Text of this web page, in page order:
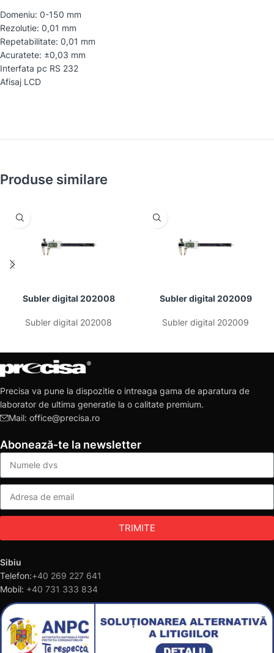
Domeniu: 0-150 mm
Rezolutie: 0,01 mm
Repetabilitate: 0,01 mm
Acuratete: ±0,03 mm
Interfata pc RS 232
Afisaj LCD
Produse similare
Subler digital 202008
Subler digital 202008
Subler digital 202009
Subler digital 202009
Precisa va pune la dispozitie o intreaga gama de aparatura de
laborator de ultima generatie la o calitate premium.
Mail: office@precisa.ro
Abonează-te la newsletter
TRIMITE
Sibiu
Telefon:+40 269 227 641
Mobil: +40 731 333 834